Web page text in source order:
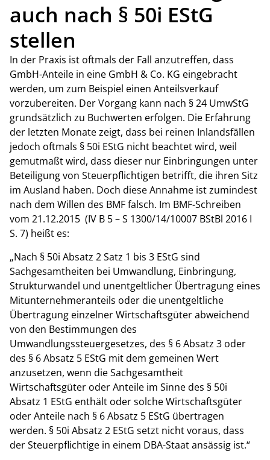
auch nach § 50i EStG
stellen
In der Praxis ist oftmals der Fall anzutreffen, dass
GmbH-Anteile in eine GmbH & Co. KG eingebracht
werden, um zum Beispiel einen Anteilsverkauf
vorzubereiten. Der Vorgang kann nach § 24 UmwStG
grundsätzlich zu Buchwerten erfolgen. Die Erfahrung
der letzten Monate zeigt, dass bei reinen Inlandsfällen
jedoch oftmals § 50i EStG nicht beachtet wird, weil
gemutmaßt wird, dass dieser nur Einbringungen unter
Beteiligung von Steuerpflichtigen betrifft, die ihren Sitz
im Ausland haben. Doch diese Annahme ist zumindest
nach dem Willen des BMF falsch. Im BMF-Schreiben
vom 21.12.2015 (IV B 5 – S 1300/14/10007 BStBl 2016 I
S. 7) heißt es:
„Nach § 50i Absatz 2 Satz 1 bis 3 EStG sind
Sachgesamtheiten bei Umwandlung, Einbringung,
Strukturwandel und unentgeltlicher Übertragung eines
Mitunternehmeranteils oder die unentgeltliche
Übertragung einzelner Wirtschaftsgüter abweichend
von den Bestimmungen des
Umwandlungssteuergesetzes, des § 6 Absatz 3 oder
des § 6 Absatz 5 EStG mit dem gemeinen Wert
anzusetzen, wenn die Sachgesamtheit
Wirtschaftsgüter oder Anteile im Sinne des § 50i
Absatz 1 EStG enthält oder solche Wirtschaftsgüter
oder Anteile nach § 6 Absatz 5 EStG übertragen
werden. § 50i Absatz 2 EStG setzt nicht voraus, dass
der Steuerpflichtige in einem DBA-Staat ansässig ist.“